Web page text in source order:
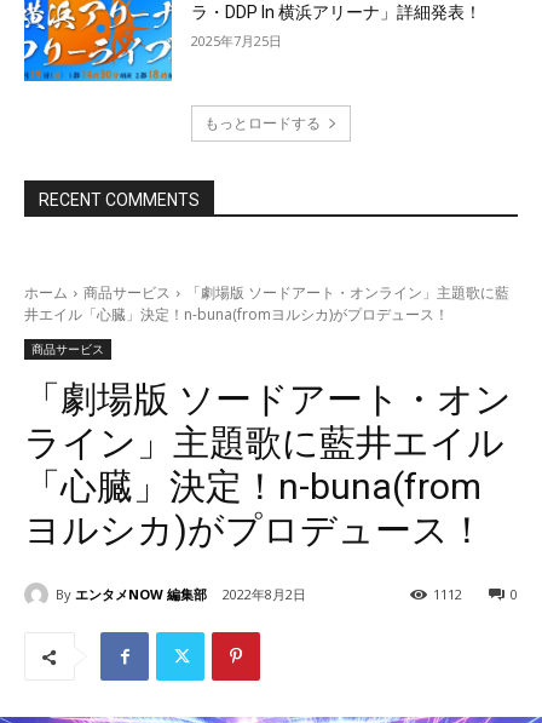
ラ・DDP In 横浜アリーナ」詳細発表！
2025年7月25日
もっとロードする
RECENT COMMENTS